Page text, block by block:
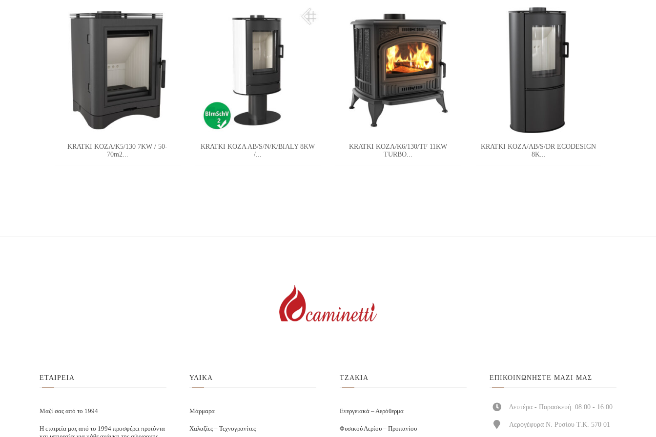
KRATKI KOZA/K5/130 7KW / 50-
70m2...
KRATKI KOZA AB/S/N/K/BIALY 8KW
/...
KRATKI KOZA/K6/130/TF 11KW
TURBO...
KRATKI KOZA/AB/S/DR ECODESIGN
8K...
ΕΤΑΙΡΕΙΑ
Μαζί σας από το 1994
Η εταιρεία μας από το 1994 προσφέρει προϊόντα
ΥΛΙΚΑ
Μάρμαρα
Χαλαζίες – Τεχνογρανίτες
ΤΖΑΚΙΑ
Ενεργειακά – Αερόθερμα
Φυσικού Αερίου – Προπανίου
ΕΠΙΚΟΙΝΩΝΉΣΤΕ ΜΑΖΊ ΜΑΣ
Δευτέρα - Παρασκευή: 08:00 - 16:00
Αερογέφυρα Ν. Ρυσίου Τ.Κ. 570 01